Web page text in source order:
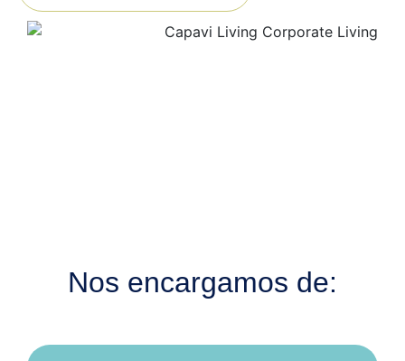
Nos encargamos de: